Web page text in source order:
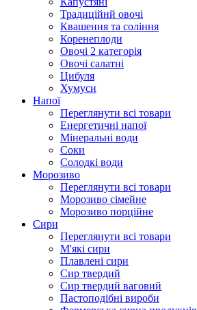
Традиційнй овочі
Квашення та соління
Корeнеплоди
Овочі 2 категорія
Овочі салатні
Цибуля
Хумуси
Напої
Переглянути всі товари
Енергетичні напої
Мінеральні води
Соки
Солодкі води
Морозиво
Переглянути всі товари
Морозиво сімейне
Морозиво порційне
Сири
Переглянути всі товари
М'які сири
Плавлені сири
Сир твердий
Сир твердий ваговий
Пастоподібні вироби